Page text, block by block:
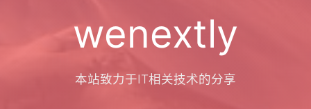
wenextly
本站致力于IT相关技术的分享